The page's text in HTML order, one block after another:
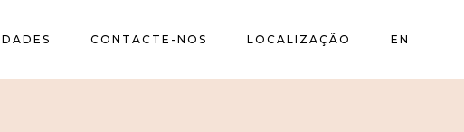
CONTACTE-NOS LOCALIZAÇÃO EN